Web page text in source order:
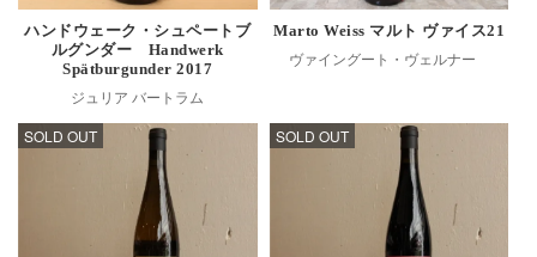
ハンドウェーク・シュペートブ
ルグンダー Handwerk
Spätburgunder 2017
ジュリア バートラム
Marto Weiss マルト ヴァイス21
ヴァイングート・ヴェルナー
SOLD OUT SOLD OUT